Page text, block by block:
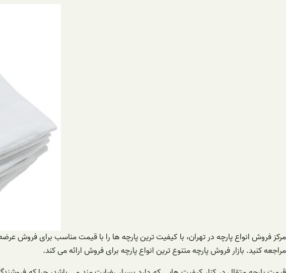
مرکز فروش انواع پارچه در تهران، با کیفیت ترین پارچه ها را با قیمت مناسب برای فروش
مراجعه کنید. بازار فروش پارچه متنوع ترین انواع پارچه برای فروش ارائه می کند.